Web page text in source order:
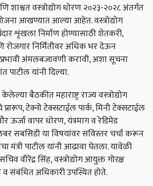
शाश्वत वस्त्रोद्योग धोरण २०२३-२०२८ अंतर्गत
आखण्यात आल्या आहेत. वस्त्रोद्योग
शृंखला निर्माण होण्यासाठी शेतकरी,
रोजगार निर्मितीवर अधिक भर देऊन
प्रभावी अंमलबजावणी करावी, अशा सूचना
पाटील यांनी दिल्या.
बैठकीत महाराष्ट्र राज्य वस्त्रोद्योग
टेक्नो टेक्सटाईल पार्क, मिनी टेक्सटाईल
ऊर्जा वापर धोरण, यंत्रमाग व रेडिमेड
सबसिडी या विषयांवर सविस्तर चर्चा करून
मंत्री पाटील यांनी आढावा घेतला. यावेळी
वीरेंद्र सिंह, वस्त्रोद्योग आयुक्त गोरक्ष
संबंधित अधिकारी उपस्थित होते.